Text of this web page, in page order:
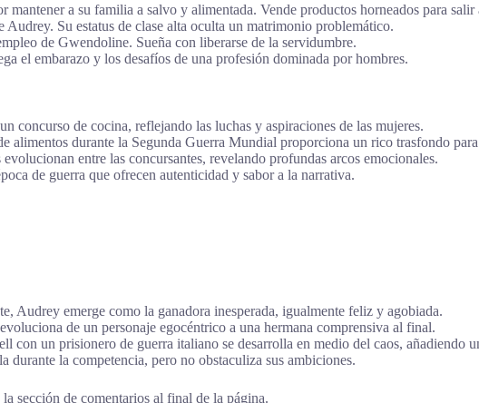
mantener a su familia a salvo y alimentada. Vende productos horneados para salir
Audrey. Su estatus de clase alta oculta un matrimonio problemático.
de Gwendoline. Sueña con liberarse de la servidumbre.
el embarazo y los desafíos de una profesión dominada por hombres.
concurso de cocina, reflejando las luchas y aspiraciones de las mujeres.
alimentos durante la Segunda Guerra Mundial proporciona un rico trasfondo
entre las concursantes, revelando profundas arcos emocionales.
de guerra que ofrecen autenticidad y sabor a la narrativa.
Audrey emerge como la ganadora inesperada, igualmente feliz y agobiada.
de un personaje egocéntrico a una hermana comprensiva al final.
con un prisionero de guerra italiano se desarrolla en medio del caos, añadiendo
durante la competencia, pero no obstaculiza sus ambiciones.
sección de comentarios al final de la página.